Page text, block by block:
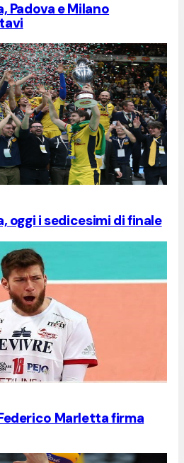
Padova e Milano
oggi i sedicesimi di finale
Marletta firma